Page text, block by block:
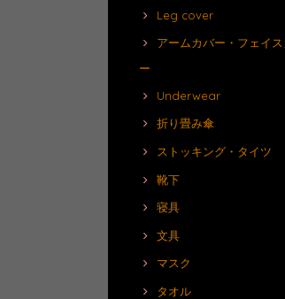
Leg cover
アームカバー・フェイ
ー
Underwear
折り畳み傘
ストッキング・タイツ
靴下
寝具
文具
マスク
タオル